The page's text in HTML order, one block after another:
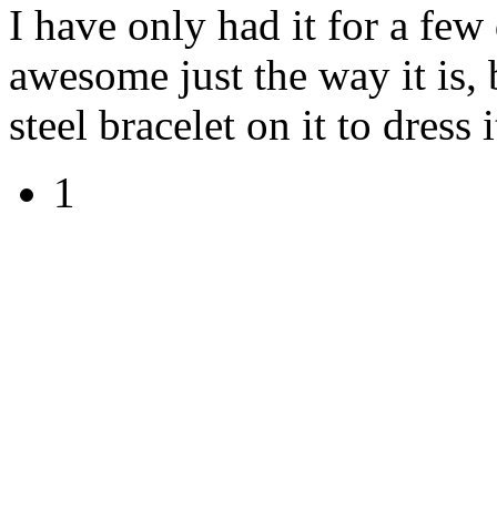
I have only had it for a
awesome just the way it
steel bracelet on it to dress
1